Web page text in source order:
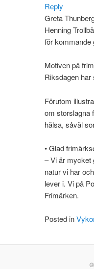
Reply
Greta
Henning
för kommande
Motiven på
Riksdagen har
Förutom
om storslagna
hälsa, såväl
• Glad
– Vi är mycket
natur vi har
lever i. Vi på
Frimärken.
Posted in